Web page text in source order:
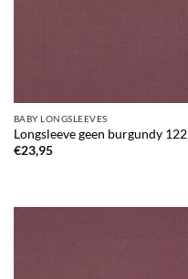
BABY LONGSLEEVES
Longsleeve geen burgundy 122
€23,95